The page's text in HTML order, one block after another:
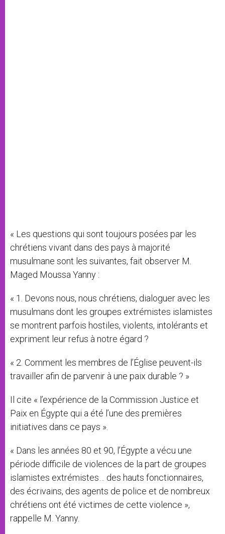
« Les questions qui sont toujours posées par les
chrétiens vivant dans des pays à majorité
musulmane sont les suivantes, fait observer M.
Maged Moussa Yanny :
« 1. Devons nous, nous chrétiens, dialoguer avec les
musulmans dont les groupes extrémistes islamistes
se montrent parfois hostiles, violents, intolérants et
expriment leur refus à notre égard ?
« 2. Comment les membres de l’Église peuvent-ils
travailler afin de parvenir à une paix durable ? »
Il cite « l’expérience de la Commission Justice et
Paix en Égypte qui a été l’une des premières
initiatives dans ce pays ».
« Dans les années 80 et 90, l’Égypte a vécu une
période difficile de violences de la part de groupes
islamistes extrémistes… des hauts fonctionnaires,
des écrivains, des agents de police et de nombreux
chrétiens ont été victimes de cette violence »,
rappelle M. Yanny.